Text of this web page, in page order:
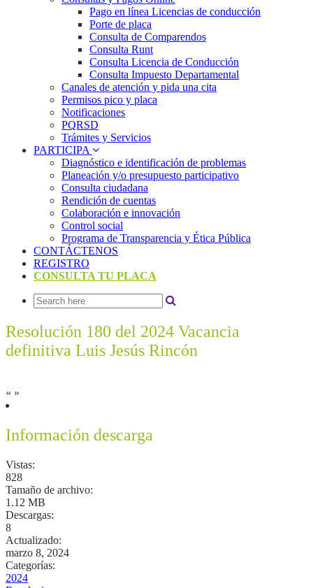
Pago en línea Licencias de conducción
Porte de placa
Consulta de Comparendos
Consulta Runt
Consulta Licencia de Conducción
Consulta Impuesto Departamental
Canales de atención y pida una cita
Permisos pico y placa
Notificaciones
PQRSD
Trámites y Servicios
PARTICIPA
Diagnóstico e identificación de problemas
Planeación y/o presupuesto participativo​
Consulta ciudadana
Rendición de cuentas
Colaboración e innovación
Control social
Programa de Transparencia y Ética Pública
CONTÁCTENOS
REGISTRO
CONSULTA TU PLACA
Resolución 180 del 2024 Vacancia
definitiva Luis Jesús Rincón
« »
Información descarga
Vistas:
828
Tamaño de archivo:
1.12 MB
Descargas:
8
Actualizado:
marzo 8, 2024
Categorías:
2024